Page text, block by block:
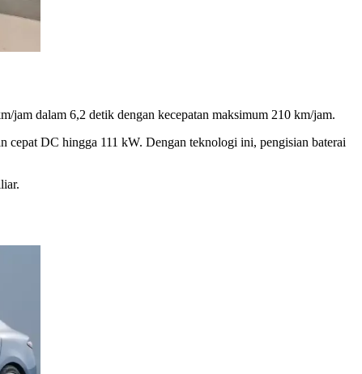
dalam 6,2 detik dengan kecepatan maksimum 210 km/jam.
DC hingga 111 kW. Dengan teknologi ini, pengisian baterai